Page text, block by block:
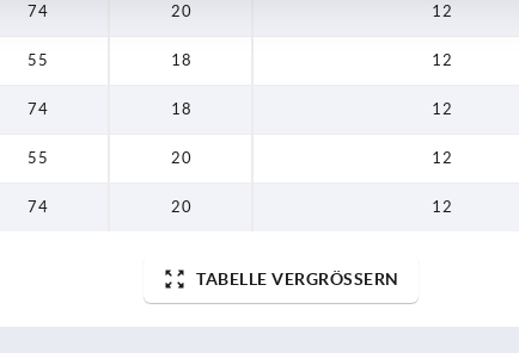
74 20 12
55 18 12
74 18 12
55 20 12
74 20 12
TABELLE VERGRÖSSERN